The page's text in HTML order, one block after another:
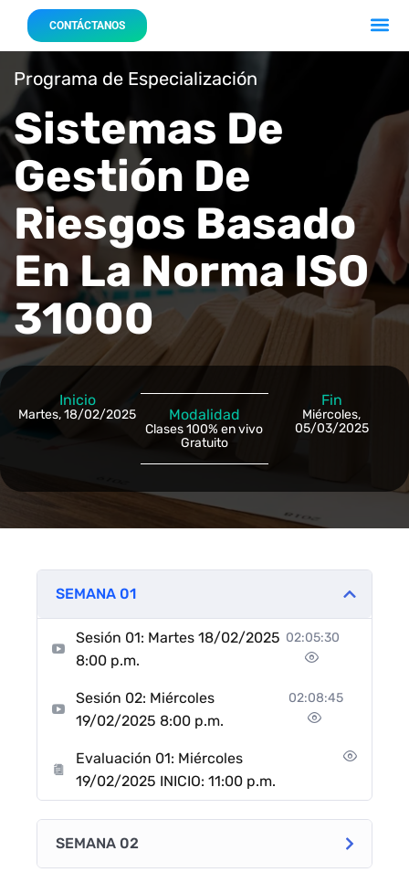
CONTÁCTANOS
Programa de Especialización
Sistemas De
Gestión De
Riesgos Basado
En La Norma ISO
31000
Inicio
Martes, 18/02/2025 Modalidad
Clases 100% en vivo
Gratuito
Fin
Miércoles,
05/03/2025
SEMANA 01
Sesión 01: Martes 18/02/2025
8:00 p.m.
02:05:30
Sesión 02: Miércoles
19/02/2025 8:00 p.m.
02:08:45
Evaluación 01: Miércoles
19/02/2025 INICIO: 11:00 p.m.
SEMANA 02